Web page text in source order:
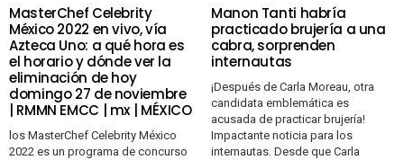
MasterChef Celebrity
México 2022 en vivo, vía
Azteca Uno: a qué hora es
el horario y dónde ver la
eliminación de hoy
domingo 27 de noviembre
| RMMN EMCC | mx | MÉXICO
los MasterChef Celebrity México
2022 es un programa de concurso
Manon Tanti habría
practicado brujería a una
cabra, sorprenden
internautas
¡Después de Carla Moreau, otra
candidata emblemática es
acusada de practicar brujería!
Impactante noticia para los
internautas. Desde que Carla